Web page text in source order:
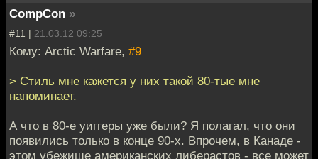
CompCon »
#11 | 21.03.12 09:25
Кому: Arctic Warfare, #9
> Стиль мне кажется у них такой 80-тые мне
напоминает.
А что в 80-е уиггеры уже были? Я полагал, что они
появились только в конце 90-х. Впрочем, в Канаде -
этом убежище американских либерастов - все может